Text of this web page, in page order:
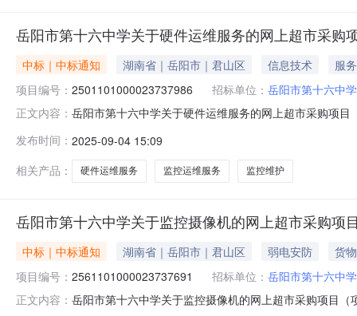
岳阳市第十六中学关于硬件运维服务的网上超市采购
中标｜中标通知 湖南省｜岳阳市｜君山区 信息技术
服务
项目编号： 2501101000023737986 招标单位： 岳阳市第十六中学
正文内容： 岳阳市第十六中学关于硬件运维服务的网上超市采购项
政区划名称:湖南省岳阳市君山区报价起止时间:-二、采
发布时间： 2025-09-04 15:09
相关产品：
硬件运维服务 监控运维服务 监控维护
岳阳市第十六中学关于监控摄像机的网上超市采购项
中标｜中标通知 湖南省｜岳阳市｜君山区 弱电安防
货物
项目编号： 2561101000023737691 招标单位： 岳阳市第十六中学
正文内容： 岳阳市第十六中学关于监控摄像机的网上超市采购项目